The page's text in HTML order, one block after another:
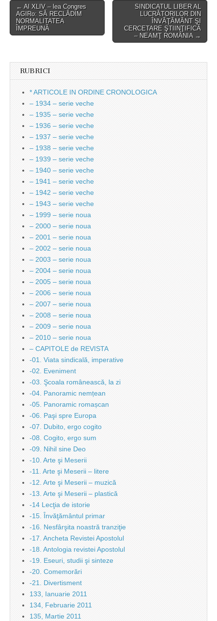
Post
navigation
← Al XLIV – lea Congres
AGIRo: SĂ RECLĂDIM
NORMALITATEA
ÎMPREUNĂ
SINDICATUL LIBER AL
LUCRĂTORILOR DIN
ÎNVĂŢĂMÂNT ŞI
CERCETARE ŞTIINŢIFICĂ
– NEAMŢ ROMÂNIA →
RUBRICI
* ARTICOLE IN ORDINE CRONOLOGICA
– 1934 – serie veche
– 1935 – serie veche
– 1936 – serie veche
– 1937 – serie veche
– 1938 – serie veche
– 1939 – serie veche
– 1940 – serie veche
– 1941 – serie veche
– 1942 – serie veche
– 1943 – serie veche
– 1999 – serie noua
– 2000 – serie noua
– 2001 – serie noua
– 2002 – serie noua
– 2003 – serie noua
– 2004 – serie noua
– 2005 – serie noua
– 2006 – serie noua
– 2007 – serie noua
– 2008 – serie noua
– 2009 – serie noua
– 2010 – serie noua
– CAPITOLE de REVISTA
-01. Viata sindicală, imperative
-02. Eveniment
-03. Şcoala românească, la zi
-04. Panoramic nemțean
-05. Panoramic romașcan
-06. Paşi spre Europa
-07. Dubito, ergo cogito
-08. Cogito, ergo sum
-09. Nihil sine Deo
-10. Arte şi Meserii
-11. Arte şi Meserii – litere
-12. Arte şi Meserii – muzică
-13. Arte şi Meserii – plastică
-14 Lecţia de istorie
-15. Învăţământul primar
-16. Nesfârşita noastră tranziţie
-17. Ancheta Revistei Apostolul
-18. Antologia revistei Apostolul
-19. Eseuri, studii şi sinteze
-20. Comemorări
-21. Divertisment
133, Ianuarie 2011
134, Februarie 2011
135, Martie 2011